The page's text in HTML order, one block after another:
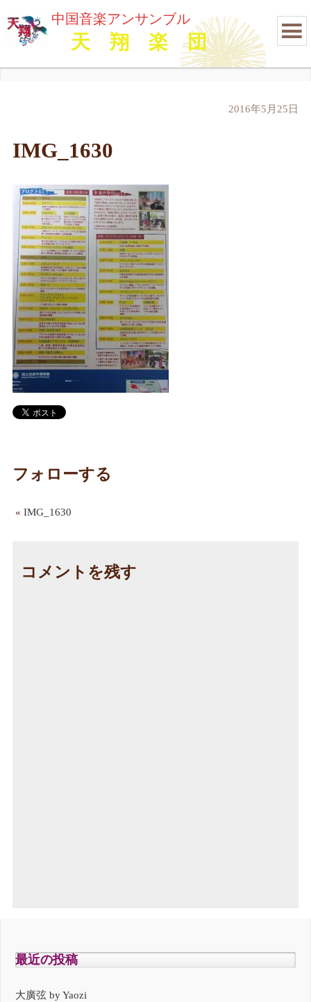
中国音楽アンサンブル
天 翔 楽 団
2016年5月25日
IMG_1630
フォローする
«IMG_1630
コメントを残す
最近の投稿
大廣弦 by Yaozi